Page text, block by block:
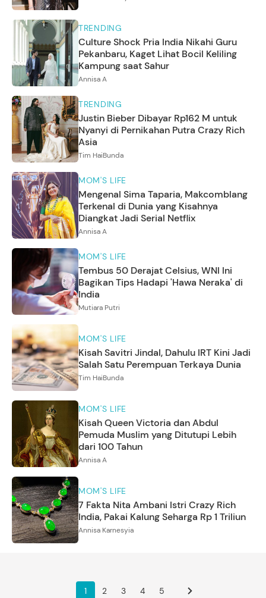
TRENDING
Culture Shock Pria India Nikahi Guru
Pekanbaru, Kaget Lihat Bocil Keliling
Kampung saat Sahur
Annisa A
TRENDING
Justin Bieber Dibayar Rp162 M untuk
Nyanyi di Pernikahan Putra Crazy Rich
Asia
Tim HaiBunda
MOM'S LIFE
Mengenal Sima Taparia, Makcomblang
Terkenal di Dunia yang Kisahnya
Diangkat Jadi Serial Netflix
Annisa A
MOM'S LIFE
Tembus 50 Derajat Celsius, WNI Ini
Bagikan Tips Hadapi 'Hawa Neraka' di
India
Mutiara Putri
MOM'S LIFE
Kisah Savitri Jindal, Dahulu IRT Kini Jadi
Salah Satu Perempuan Terkaya Dunia
Tim HaiBunda
MOM'S LIFE
Kisah Queen Victoria dan Abdul
Pemuda Muslim yang Ditutupi Lebih
dari 100 Tahun
Annisa A
MOM'S LIFE
7 Fakta Nita Ambani Istri Crazy Rich
India, Pakai Kalung Seharga Rp 1 Triliun
Annisa Karnesyia
1 2 3 4 5